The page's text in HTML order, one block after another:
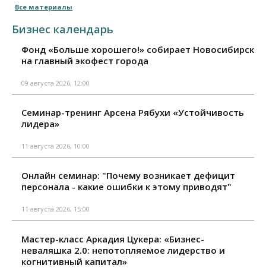
Все материалы
Бизнес календарь
Фонд «Больше хорошего!» собирает Новосибирск
на главный экофест города
09 августа 2026, 12:00
Семинар-тренинг Арсена Рябухи «Устойчивость
лидера»
11 августа 2026, 10:00
Онлайн семинар: "Почему возникает дефицит
персонала - какие ошибки к этому приводят"
11 августа 2026, 15:00
Мастер-класс Аркадия Цукера: «Бизнес-
неваляшка 2.0: непотопляемое лидерство и
когнитивный капитал»